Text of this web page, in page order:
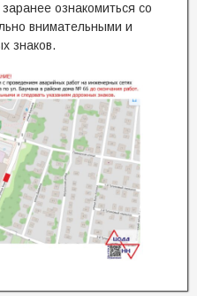
ознакомиться со
внимательными и
знаков.